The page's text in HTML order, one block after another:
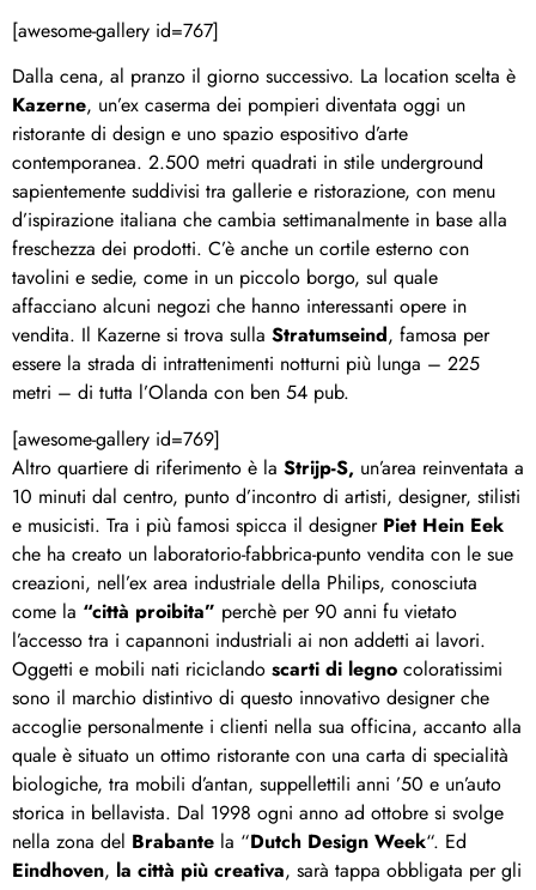
[awesome-gallery id=767]
Dalla cena, al pranzo il giorno successivo. La location scelta è
Kazerne, un’ex caserma dei pompieri diventata oggi un
ristorante di design e uno spazio espositivo d’arte
contemporanea. 2.500 metri quadrati in stile underground
sapientemente suddivisi tra gallerie e ristorazione, con menu
d’ispirazione italiana che cambia settimanalmente in base alla
freschezza dei prodotti. C’è anche un cortile esterno con
tavolini e sedie, come in un piccolo borgo, sul quale
affacciano alcuni negozi che hanno interessanti opere in
vendita. Il Kazerne si trova sulla Stratumseind, famosa per
essere la strada di intrattenimenti notturni più lunga – 225
metri – di tutta l’Olanda con ben 54 pub.
[awesome-gallery id=769]
Altro quartiere di riferimento è la Strijp-S, un’area reinventata a
10 minuti dal centro, punto d’incontro di artisti, designer, stilisti
e musicisti. Tra i più famosi spicca il designer Piet Hein Eek
che ha creato un laboratorio-fabbrica-punto vendita con le sue
creazioni, nell’ex area industriale della Philips, conosciuta
come la “città proibita” perchè per 90 anni fu vietato
l’accesso tra i capannoni industriali ai non addetti ai lavori.
Oggetti e mobili nati riciclando scarti di legno coloratissimi
sono il marchio distintivo di questo innovativo designer che
accoglie personalmente i clienti nella sua officina, accanto alla
quale è situato un ottimo ristorante con una carta di specialità
biologiche, tra mobili d’antan, suppellettili anni ’50 e un’auto
storica in bellavista. Dal 1998 ogni anno ad ottobre si svolge
nella zona del Brabante la “Dutch Design Week“. Ed
Eindhoven, la città più creativa, sarà tappa obbligata per gli